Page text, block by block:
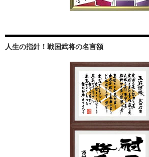
人生の指針！戦国武将の名言額